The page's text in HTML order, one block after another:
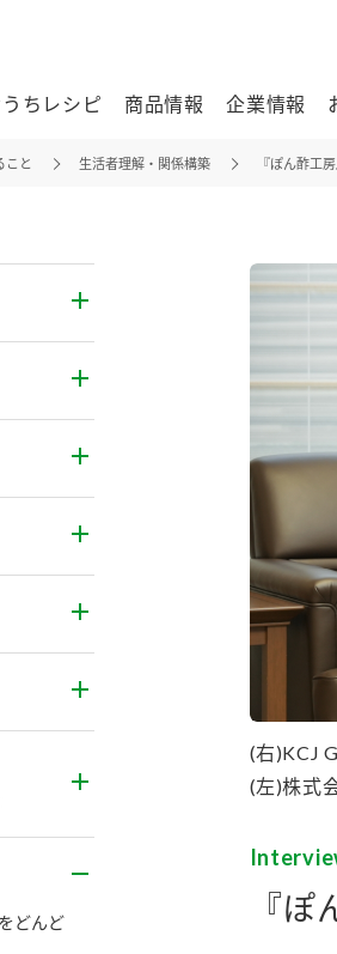
ちレシピ
ンからのおすすめレシピをご紹介します。
商品情報 企業情報
こと 生活者理解・関係構築 『ぽん酢工
(右)KCJ
(左)株式
『
どんど